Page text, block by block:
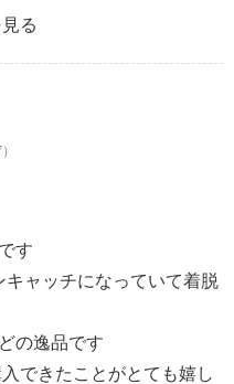
る
す
キャッチになっていて着脱
の逸品です
できたことがとても嬉し